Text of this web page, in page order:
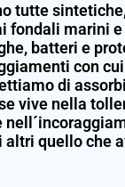
tutte
marini
batteri e
con
di
vive nella
quello che